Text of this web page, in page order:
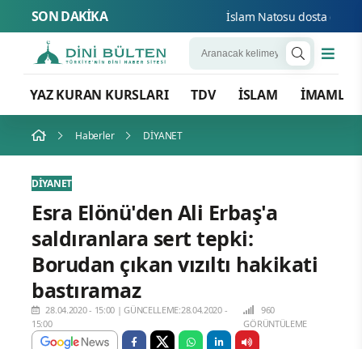
SON DAKİKA İslam Natosu dosta güven
YAZ KURAN KURSLARI TDV İSLAM İMAMLAR
Haberler DİYANET
DİYANET
Esra Elönü'den Ali Erbaş'a
saldıranlara sert tepki:
Borudan çıkan vızıltı hakikati
bastıramaz
28.04.2020 - 15:00 |GÜNCELLEME:28.04.2020 -
15:00
960
GÖRÜNTÜLEME